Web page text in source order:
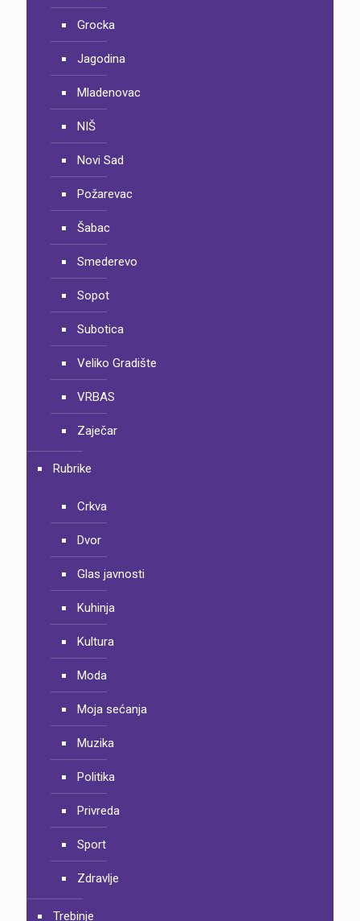
Grocka
Jagodina
Mladenovac
NIŠ
Novi Sad
Požarevac
Šabac
Smederevo
Sopot
Subotica
Veliko Gradište
VRBAS
Zaječar
Rubrike
Crkva
Dvor
Glas javnosti
Kuhinja
Kultura
Moda
Moja sećanja
Muzika
Politika
Privreda
Sport
Zdravlje
Trebinje